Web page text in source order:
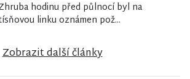
hodinu před půlnocí byl na
linku oznámen pož...
Zobrazit další články